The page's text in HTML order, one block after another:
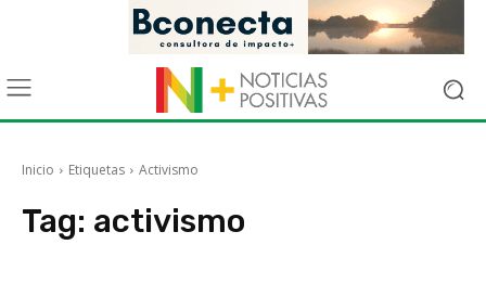
Inicio Etiquetas Activismo
Tag: activismo